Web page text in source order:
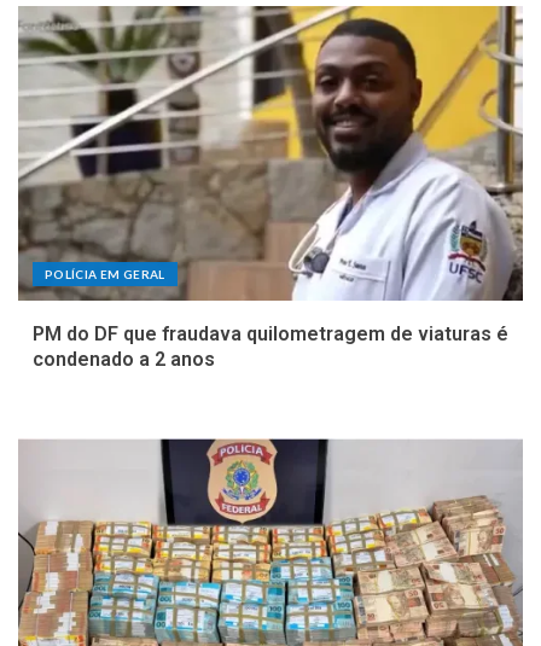
POLÍCIA EM GERAL
PM do DF que fraudava quilometragem de viaturas é
condenado a 2 anos